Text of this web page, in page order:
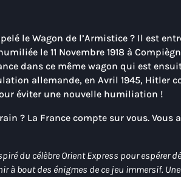
le Wagon de l’Armistice ? Il est
le 11 Novembre 1918 à
dans ce même wagon qui est
allemande, en Avril 1945, Hitler
éviter une nouvelle humiliation !
? La France compte sur vous. Vous
du célèbre Orient Express pour espérer
à bout des énigmes de ce jeu immersif.